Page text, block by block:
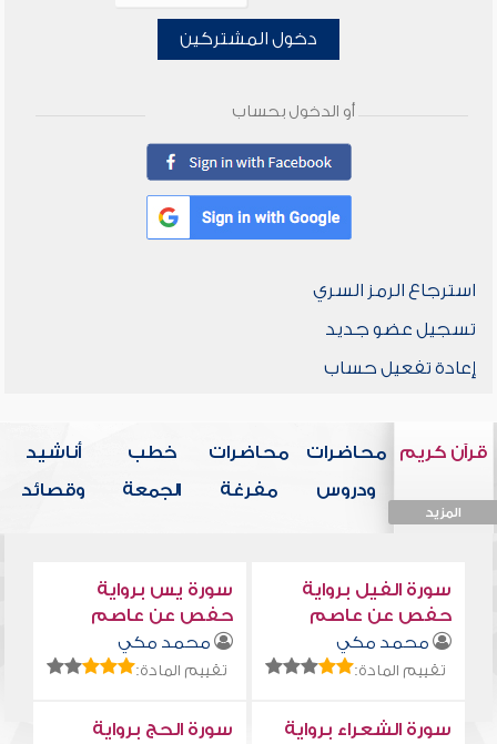
دخول المشتركين
أو الدخول بحساب
استرجاع الرمز السري
تسجيل عضو جديد
إعادة تفعيل حساب
قرآن كريم
المزيد
محاضرات
ودروس
محاضرات
مفرغة
خطب
الجمعة
أناشيد
وقصائد
سورة الفيل برواية
حفص عن عاصم
محمد مكي
تقييم المادة:
سورة يس برواية
حفص عن عاصم
محمد مكي
تقييم المادة:
سورة الشعراء برواية
سورة الحج برواية